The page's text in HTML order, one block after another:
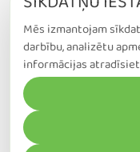
Mēs izmantojam
darbību, analizētu
informācijas